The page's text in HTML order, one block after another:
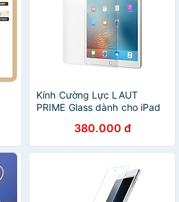
Kính Cường Lực LAUT
PRIME Glass dành cho iPad
cho iPad cao cấp hàng
chính hãng
380.000 đ